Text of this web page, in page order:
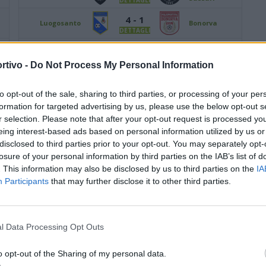
- Do Not Process My Personal Information
opt-out of the sale, sharing to third parties, or processing of your
for targeted advertising by us, please use the below opt-out
selection. Please note that after your opt-out request is processed
interest-based ads based on personal information utilized by us
to third parties prior to your opt-out. You may separately
of your personal information by third parties on the IAB’s list of
This information may also be disclosed by us to third parties on the
Participants that may further disclose it to other third parties.
Data Processing Opt Outs
opt-out of the Sharing of my personal data.
Luogosanto 4 - 1
DETTAGLI
Bonorva
DETTAGLI
Montalbo
DETTAGLI
Stintino 2 - 0
DETTAGLI
Tuttavista
Tonara 1 - 1
DETTAGLI
Macomerese
GIORNATA 8
Academy
DETTAGLI